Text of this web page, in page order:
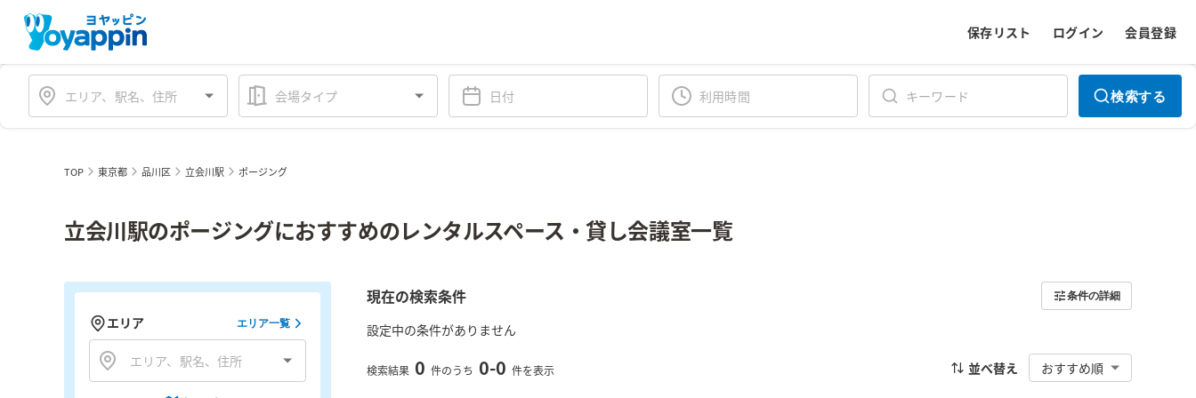
保存リスト ログイン 会員登録
会場タイプ 検索する
TOP 東京都 品川区 立会川駅 ポージング
立会川駅のポージングにおすすめのレンタルスペース・貸し会議室一覧
現在の検索条件 条件の詳細
設定中の条件がありません
検索結果 0 件のうち 0-0 件を表示 並べ替え おすすめ順
エリア エリア一覧